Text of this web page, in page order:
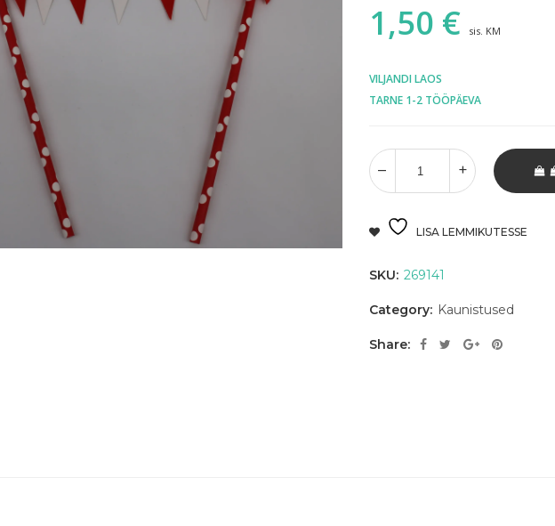
1,50 € sis. KM
VILJANDI LAOS
TARNE 1-2 TÖÖPÄEVA
LISA LEMMIKUTESSE
SKU: 269141
Category: Kaunistused
Share: